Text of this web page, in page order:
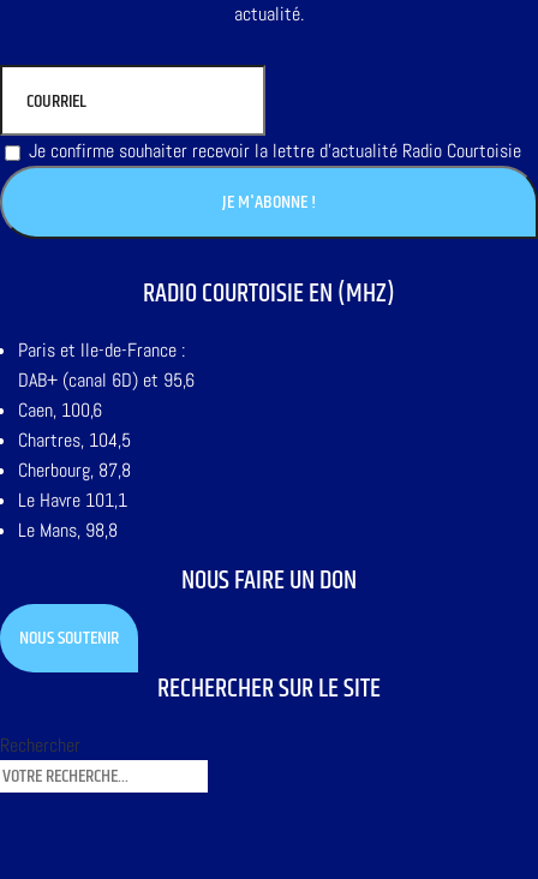
actualité.
Je confirme souhaiter recevoir la lettre d'actualité Radio Courtoisie
RADIO COURTOISIE EN (MHZ)
Paris et Ile-de-France :
DAB+ (canal 6D) et 95,6
Caen, 100,6
Chartres, 104,5
Cherbourg, 87,8
Le Havre 101,1
Le Mans, 98,8
NOUS FAIRE UN DON
NOUS SOUTENIR
RECHERCHER SUR LE SITE
Rechercher